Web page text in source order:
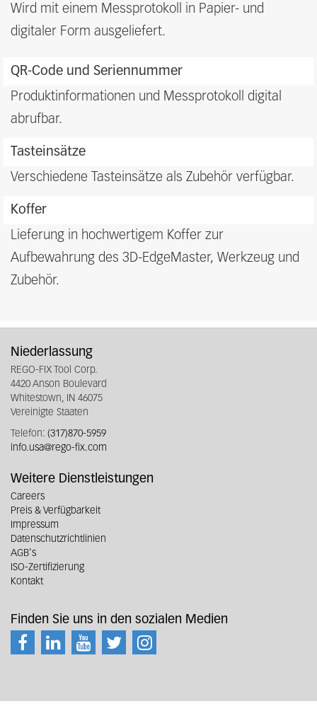
Wird mit einem Messprotokoll in Papier- und
digitaler Form ausgeliefert.
QR-Code und Seriennummer
Produktinformationen und Messprotokoll digital
abrufbar.
Tasteinsätze
Verschiedene Tasteinsätze als Zubehör verfügbar.
Koffer
Lieferung in hochwertigem Koffer zur
Aufbewahrung des 3D-EdgeMaster, Werkzeug und
Zubehör.
Niederlassung
REGO-FIX Tool Corp.
4420 Anson Boulevard
Whitestown, IN 46075
Vereinigte Staaten
Telefon: (317)870-5959
info.usa@rego-fix.com
Weitere Dienstleistungen
Careers
Preis & Verfügbarkeit
Impressum
Datenschutzrichtlinien
AGB's
ISO-Zertifizierung
Kontakt
Finden Sie uns in den sozialen Medien